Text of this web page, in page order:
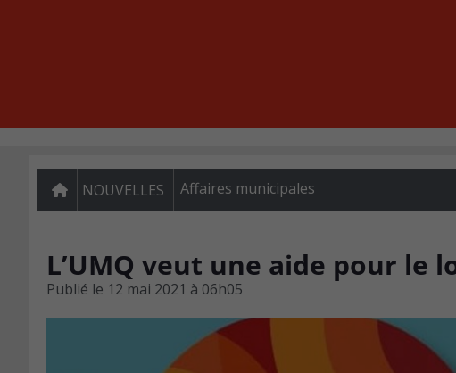
NOUVELLES Affaires municipales
L’UMQ veut une aide pour le
Publié le 12 mai 2021 à 06h05